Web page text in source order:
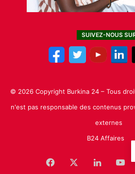
SUIVEZ-NOUS
© 2026 Copyright Burkina 24 – Tous
n'est pas responsable des contenus
externes
B24 Affaires
Facebook Linkedin